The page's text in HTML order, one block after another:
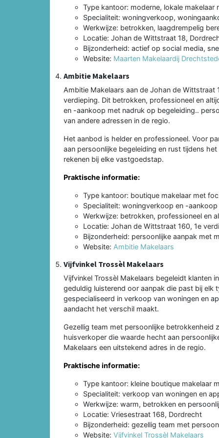
Type kantoor: moderne, lokale
Specialiteit: woningverkoop,
Werkwijze: betrokken, laagdrempelig
Locatie: Johan de Wittstraat 18,
Bijzonderheid: actief op social media,
Website: Maarten Makelaardij
Ambitie Makelaars
Ambitie Makelaars aan de Johan de
verdieping. Dit betrokken, professioneel en
en -aankoop met nadruk op begeleiding..
van andere adressen in de regio.
Het aanbod is helder en professioneel. Voor
aan persoonlijke begeleiding en rust tijdens
rekenen bij elke vastgoedstap.
Praktische informatie:
Type kantoor: boutique makelaar met
Specialiteit: woningverkoop en -
Werkwijze: betrokken, professioneel en
Locatie: Johan de Wittstraat 160, 1e
Bijzonderheid: persoonlijke aanpak met
Website: Ambitie Makelaars
Vijfvinkel Trossèl Makelaars
Vijfvinkel Trossèl Makelaars begeleidt klanten
geduldig luisterend oor aanpak die past bij elk
gespecialiseerd in verkoop van woningen en
aandacht het verschil maakt.
Gezellig team met persoonlijke betrokkenheid
huisverkoper die waarde hecht aan
Makelaars een uitstekend adres in de regio.
Praktische informatie:
Type kantoor: kleine boutique makelaar
Specialiteit: verkoop van woningen en
Werkwijze: warm, betrokken en
Locatie: Vriesestraat 168, Dordrecht
Bijzonderheid: gezellig team met
Website: Vijfvinkel Trossèl Makelaars